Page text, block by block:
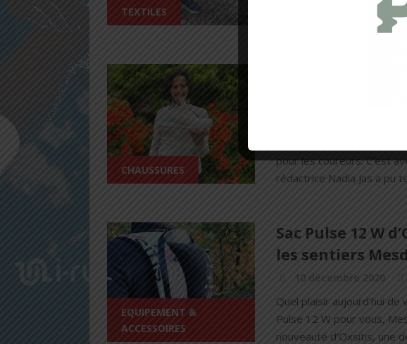
TEXTILES
période estivale. Avec ce
CHAUSSURES
pour les coureurs. C’est
rédactrice Nadia Jas a pu
EQUIPEMENT &
ACCESSOIRES
Sac Pulse 12 W
les sentiers
10 décembre 2020
Quel plaisir aujourd’hui
Pulse 12 W pour vous,
nouveauté d'Oxsitis, une